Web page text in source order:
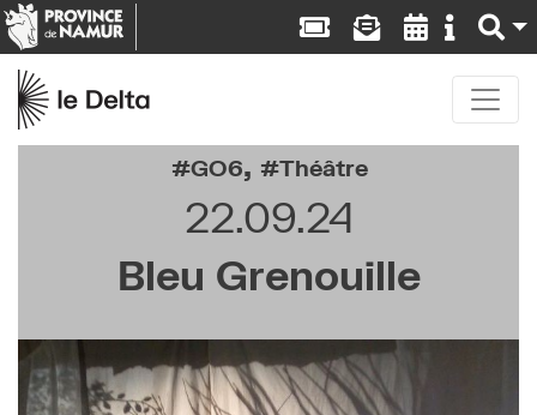
GO6, Théâtre
22.09.24
Bleu Grenouille